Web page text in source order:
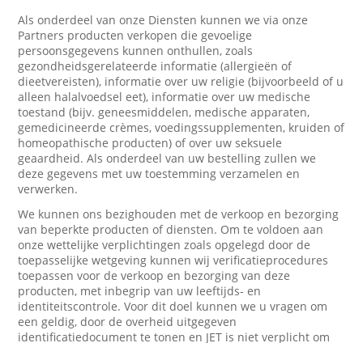
Als onderdeel van onze Diensten kunnen we via onze
Partners producten verkopen die gevoelige
persoonsgegevens kunnen onthullen, zoals
gezondheidsgerelateerde informatie (allergieën of
dieetvereisten), informatie over uw religie (bijvoorbeeld of u
alleen halalvoedsel eet), informatie over uw medische
toestand (bijv. geneesmiddelen, medische apparaten,
gemedicineerde crèmes, voedingssupplementen, kruiden of
homeopathische producten) of over uw seksuele
geaardheid. Als onderdeel van uw bestelling zullen we
deze gegevens met uw toestemming verzamelen en
verwerken.
We kunnen ons bezighouden met de verkoop en bezorging
van beperkte producten of diensten. Om te voldoen aan
onze wettelijke verplichtingen zoals opgelegd door de
toepasselijke wetgeving kunnen wij verificatieprocedures
toepassen voor de verkoop en bezorging van deze
producten, met inbegrip van uw leeftijds- en
identiteitscontrole. Voor dit doel kunnen we u vragen om
een geldig, door de overheid uitgegeven
identificatiedocument te tonen en JET is niet verplicht om